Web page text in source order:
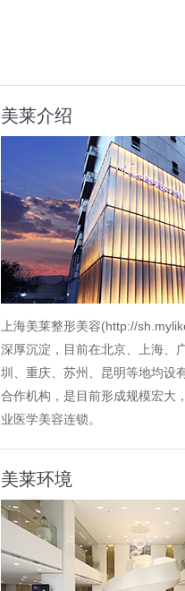
美莱介绍
上海美莱整形美容(http://
深厚沉淀，目前在北京、上海、
圳、重庆、苏州、昆明等地均设
合作机构，是目前形成规模宏大
业医学美容连锁。
美莱环境